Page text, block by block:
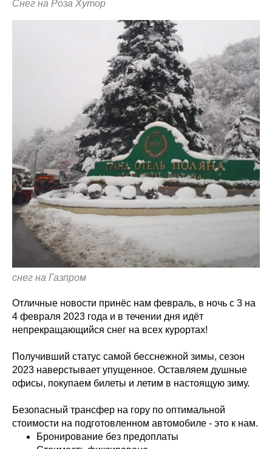
Снег на Роза Хутор
снег на Газпром
Отличные новости принёс нам февраль, в ночь с 3 на
4 февраля 2023 года и в течении дня идёт
непрекращающийся снег на всех курортах!
Получивший статус самой бесснежной зимы, сезон
2023 наверстывает упущенное. Оставляем душные
офисы, покупаем билеты и летим в настоящую зиму.
Безопасный трансфер на гору по оптимальной
стоимости на подготовленном автомобиле - это к нам.
Бронирование без предоплаты